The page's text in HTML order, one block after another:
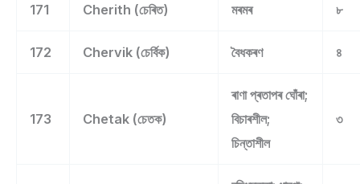
171 Cherith (চেৰিত) মৰমৰ ৮
172 Chervik (চেৰ্বিক) বৈধকৰণ ৪
173 Chetak (চেতক)
ৰাণা প্ৰতাপৰ ঘোঁৰা;
বিচাৰশীল;
চিন্তাশীল
৩